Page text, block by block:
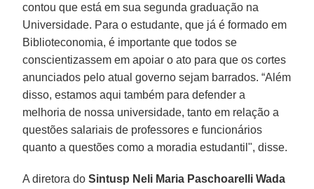
contou que está em sua segunda graduação na
Universidade. Para o estudante, que já é formado em
Biblioteconomia, é importante que todos se
conscientizassem em apoiar o ato para que os cortes
anunciados pelo atual governo sejam barrados. “Além
disso, estamos aqui também para defender a
melhoria de nossa universidade, tanto em relação a
questões salariais de professores e funcionários
quanto a questões como a moradia estudantil", disse.
A diretora doSintusp Neli Maria Paschoarelli Wada